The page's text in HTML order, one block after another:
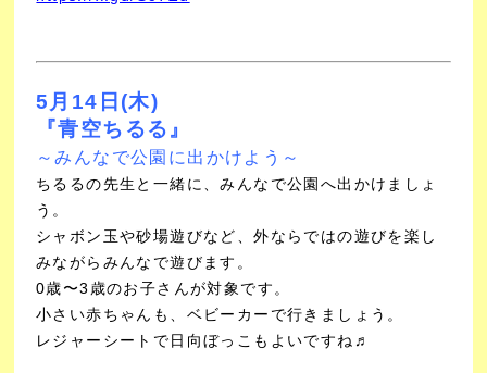
5月14日(木)
『青空ちるる』
～みんなで公園に出かけよう～
ちるるの先生と一緒に、みんなで公園へ出かけましょ
う。
シャボン玉や砂場遊びなど、外ならではの遊びを楽し
みながらみんなで遊びます。
0歳〜3歳のお子さんが対象です。
小さい赤ちゃんも、ベビーカーで行きましょう。
レジャーシートで日向ぼっこもよいですね♬